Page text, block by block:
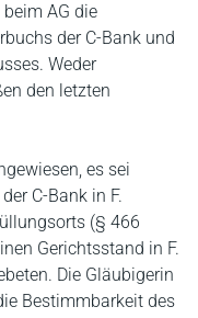
AG die
der C-Bank und
Weder
den letzten
es sei
C-Bank in F.
(§ 466
Gerichtsstand in F.
Die Gläubigerin
Bestimmbarkeit des